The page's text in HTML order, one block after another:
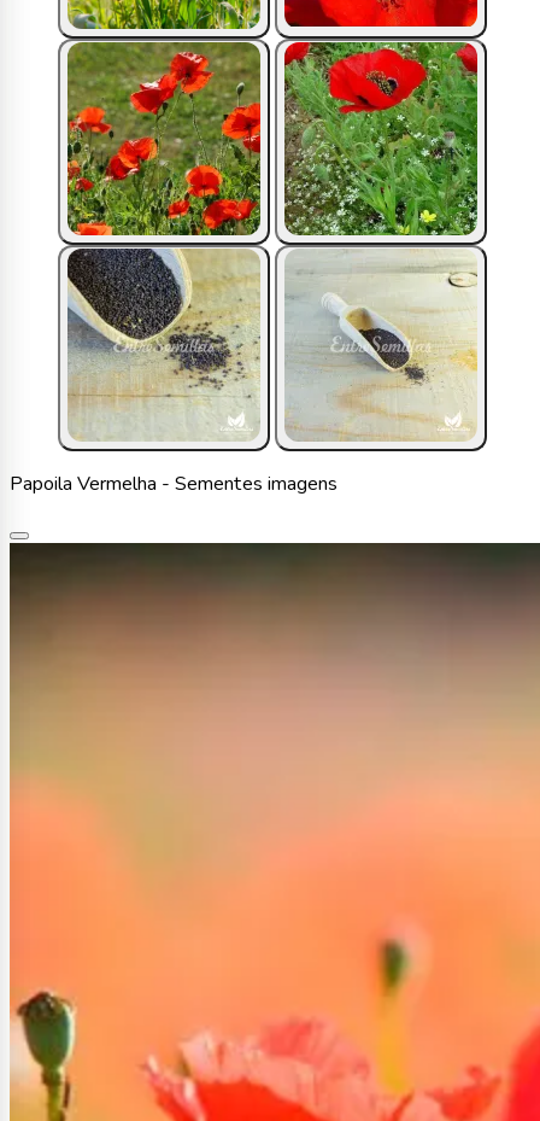
Papoila Vermelha - Sementes imagens